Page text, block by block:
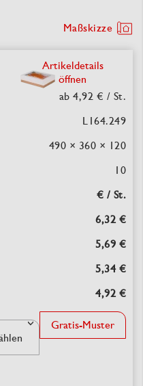
Maßskizze
Artikeldetails
öffnen
ab 4,92 € / St.
L164.249
490 × 360 × 120
10
€ / St.
6,32 €
5,69 €
5,34 €
4,92 €
Gratis-Muster